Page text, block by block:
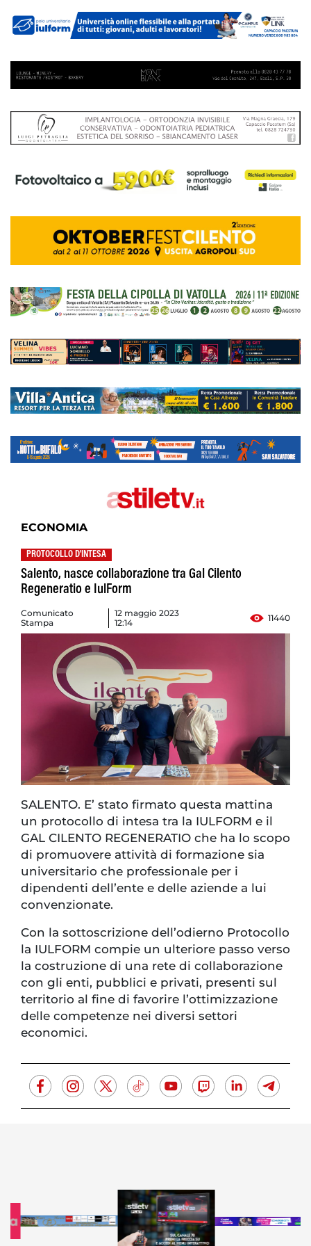
ECONOMIA
PROTOCOLLO D'INTESA
Salento, nasce collaborazione tra Gal Cilento
Regeneratio e IulForm
Comunicato
Stampa
12 maggio 2023
12:14
11440
SALENTO. E’ stato firmato questa mattina
un protocollo di intesa tra la IULFORM e il
GAL CILENTO REGENERATIO che ha lo scopo
di promuovere attività di formazione sia
universitario che professionale per i
dipendenti dell’ente e delle aziende a lui
convenzionate.
Con la sottoscrizione dell’odierno Protocollo
la IULFORM compie un ulteriore passo verso
la costruzione di una rete di collaborazione
con gli enti, pubblici e privati, presenti sul
territorio al fine di favorire l’ottimizzazione
delle competenze nei diversi settori
economici.